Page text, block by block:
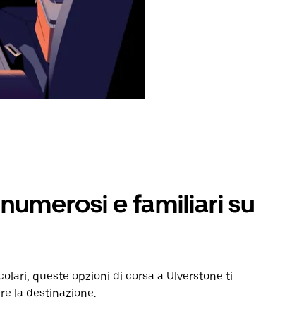
e familiari su
queste opzioni di corsa a Ulverstone ti
la destinazione.